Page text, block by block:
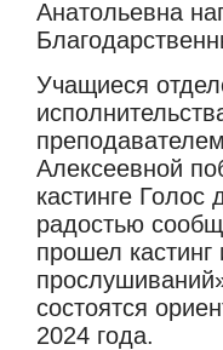
Анатольевна
Учащиеся
Алексеевной
кастинге Голос
радостью
прошел
состоятся
2024 года.